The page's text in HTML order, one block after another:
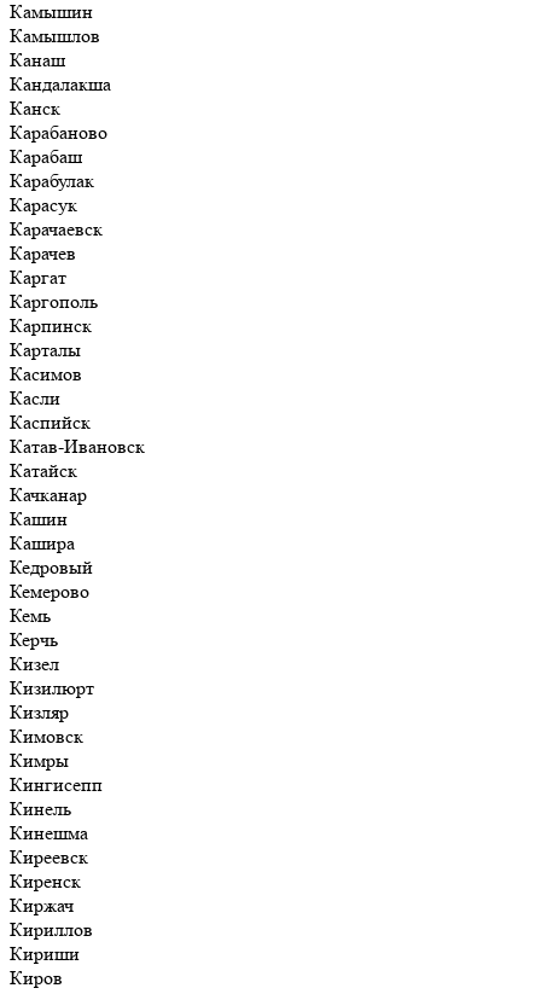
Камышин
Камышлов
Канаш
Кандалакша
Канск
Карабаново
Карабаш
Карабулак
Карасук
Карачаевск
Карачев
Каргат
Каргополь
Карпинск
Карталы
Касимов
Касли
Каспийск
Катав-Ивановск
Катайск
Качканар
Кашин
Кашира
Кедровый
Кемерово
Кемь
Керчь
Кизел
Кизилюрт
Кизляр
Кимовск
Кимры
Кингисепп
Кинель
Кинешма
Киреевск
Киренск
Киржач
Кириллов
Кириши
Киров